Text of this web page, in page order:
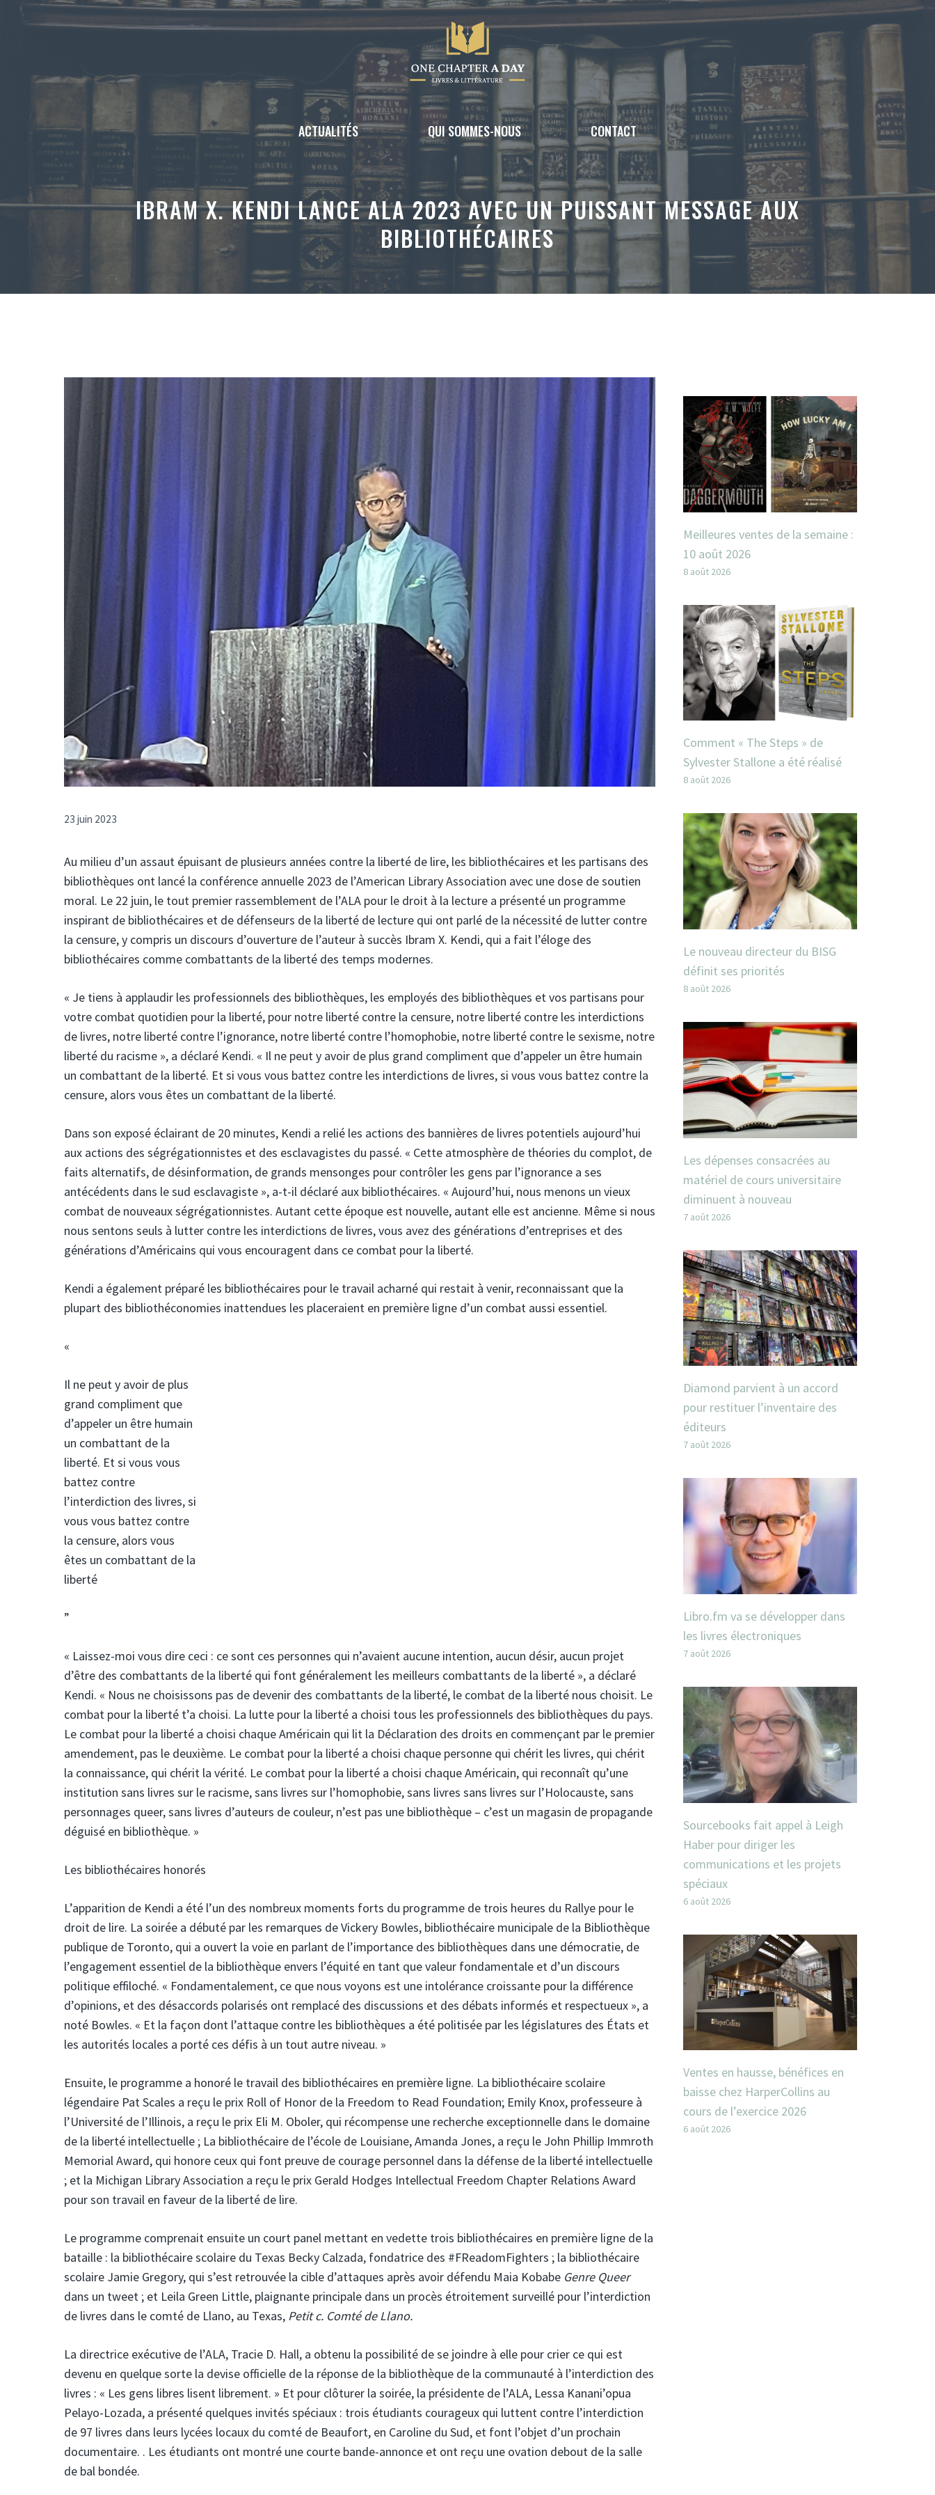
Aller
ACTUALITÉS QUI SOMMES-NOUS CONTACT
IBRAM X. KENDI LANCE ALA 2023 AVEC UN PUISSANT MESSAGE AUX
BIBLIOTHÉCAIRES
23 juin 2023
Au milieu d’un assaut épuisant de plusieurs années contre la liberté de lire, les bibliothécaires et les partisans des
bibliothèques ont lancé la conférence annuelle 2023 de l’American Library Association avec une dose de soutien
moral. Le 22 juin, le tout premier rassemblement de l’ALA pour le droit à la lecture a présenté un programme
inspirant de bibliothécaires et de défenseurs de la liberté de lecture qui ont parlé de la nécessité de lutter contre
la censure, y compris un discours d’ouverture de l’auteur à succès Ibram X. Kendi, qui a fait l’éloge des
bibliothécaires comme combattants de la liberté des temps modernes.
« Je tiens à applaudir les professionnels des bibliothèques, les employés des bibliothèques et vos partisans pour
votre combat quotidien pour la liberté, pour notre liberté contre la censure, notre liberté contre les interdictions
de livres, notre liberté contre l’ignorance, notre liberté contre l’homophobie, notre liberté contre le sexisme, notre
liberté du racisme », a déclaré Kendi. « Il ne peut y avoir de plus grand compliment que d’appeler un être humain
un combattant de la liberté. Et si vous vous battez contre les interdictions de livres, si vous vous battez contre la
censure, alors vous êtes un combattant de la liberté.
Dans son exposé éclairant de 20 minutes, Kendi a relié les actions des bannières de livres potentiels aujourd’hui
aux actions des ségrégationnistes et des esclavagistes du passé. « Cette atmosphère de théories du complot, de
faits alternatifs, de désinformation, de grands mensonges pour contrôler les gens par l’ignorance a ses
antécédents dans le sud esclavagiste », a-t-il déclaré aux bibliothécaires. « Aujourd’hui, nous menons un vieux
combat de nouveaux ségrégationnistes. Autant cette époque est nouvelle, autant elle est ancienne. Même si nous
nous sentons seuls à lutter contre les interdictions de livres, vous avez des générations d’entreprises et des
générations d’Américains qui vous encouragent dans ce combat pour la liberté.
Kendi a également préparé les bibliothécaires pour le travail acharné qui restait à venir, reconnaissant que la
plupart des bibliothéconomies inattendues les placeraient en première ligne d’un combat aussi essentiel.
«
Il ne peut y avoir de plus
grand compliment que
d’appeler un être humain
un combattant de la
liberté. Et si vous vous
battez contre
l’interdiction des livres, si
vous vous battez contre
la censure, alors vous
êtes un combattant de la
liberté
”
« Laissez-moi vous dire ceci : ce sont ces personnes qui n’avaient aucune intention, aucun désir, aucun projet
d’être des combattants de la liberté qui font généralement les meilleurs combattants de la liberté », a déclaré
Kendi. « Nous ne choisissons pas de devenir des combattants de la liberté, le combat de la liberté nous choisit. Le
combat pour la liberté t’a choisi. La lutte pour la liberté a choisi tous les professionnels des bibliothèques du pays.
Le combat pour la liberté a choisi chaque Américain qui lit la Déclaration des droits en commençant par le premier
amendement, pas le deuxième. Le combat pour la liberté a choisi chaque personne qui chérit les livres, qui chérit
la connaissance, qui chérit la vérité. Le combat pour la liberté a choisi chaque Américain, qui reconnaît qu’une
institution sans livres sur le racisme, sans livres sur l’homophobie, sans livres sans livres sur l’Holocauste, sans
personnages queer, sans livres d’auteurs de couleur, n’est pas une bibliothèque – c’est un magasin de propagande
déguisé en bibliothèque. »
Les bibliothécaires honorés
L’apparition de Kendi a été l’un des nombreux moments forts du programme de trois heures du Rallye pour le
droit de lire. La soirée a débuté par les remarques de Vickery Bowles, bibliothécaire municipale de la Bibliothèque
publique de Toronto, qui a ouvert la voie en parlant de l’importance des bibliothèques dans une démocratie, de
l’engagement essentiel de la bibliothèque envers l’équité en tant que valeur fondamentale et d’un discours
politique effiloché. « Fondamentalement, ce que nous voyons est une intolérance croissante pour la différence
d’opinions, et des désaccords polarisés ont remplacé des discussions et des débats informés et respectueux », a
noté Bowles. « Et la façon dont l’attaque contre les bibliothèques a été politisée par les législatures des États et
les autorités locales a porté ces défis à un tout autre niveau. »
Ensuite, le programme a honoré le travail des bibliothécaires en première ligne. La bibliothécaire scolaire
légendaire Pat Scales a reçu le prix Roll of Honor de la Freedom to Read Foundation; Emily Knox, professeure à
l’Université de l’Illinois, a reçu le prix Eli M. Oboler, qui récompense une recherche exceptionnelle dans le domaine
de la liberté intellectuelle ; La bibliothécaire de l’école de Louisiane, Amanda Jones, a reçu le John Phillip Immroth
Memorial Award, qui honore ceux qui font preuve de courage personnel dans la défense de la liberté intellectuelle
; et la Michigan Library Association a reçu le prix Gerald Hodges Intellectual Freedom Chapter Relations Award
pour son travail en faveur de la liberté de lire.
Le programme comprenait ensuite un court panel mettant en vedette trois bibliothécaires en première ligne de la
bataille : la bibliothécaire scolaire du Texas Becky Calzada, fondatrice des #FReadomFighters ; la bibliothécaire
scolaire Jamie Gregory, qui s’est retrouvée la cible d’attaques après avoir défendu Maia Kobabe Genre Queer
dans un tweet ; et Leila Green Little, plaignante principale dans un procès étroitement surveillé pour l’interdiction
de livres dans le comté de Llano, au Texas, Petit c. Comté de Llano.
La directrice exécutive de l’ALA, Tracie D. Hall, a obtenu la possibilité de se joindre à elle pour crier ce qui est
devenu en quelque sorte la devise officielle de la réponse de la bibliothèque de la communauté à l’interdiction des
livres : « Les gens libres lisent librement. » Et pour clôturer la soirée, la présidente de l’ALA, Lessa Kanani’opua
Pelayo-Lozada, a présenté quelques invités spéciaux : trois étudiants courageux qui luttent contre l’interdiction
de 97 livres dans leurs lycées locaux du comté de Beaufort, en Caroline du Sud, et font l’objet d’un prochain
documentaire. . Les étudiants ont montré une courte bande-annonce et ont reçu une ovation debout de la salle
de bal bondée.
Meilleures ventes de la semaine :
10 août 2026
8 août 2026
Comment « The Steps » de
Sylvester Stallone a été réalisé
8 août 2026
Le nouveau directeur du BISG
définit ses priorités
8 août 2026
Les dépenses consacrées au
matériel de cours universitaire
diminuent à nouveau
7 août 2026
Diamond parvient à un accord
pour restituer l’inventaire des
éditeurs
7 août 2026
Libro.fm va se développer dans
les livres électroniques
7 août 2026
Sourcebooks fait appel à Leigh
Haber pour diriger les
communications et les projets
spéciaux
6 août 2026
Ventes en hausse, bénéfices en
baisse chez HarperCollins au
cours de l’exercice 2026
6 août 2026